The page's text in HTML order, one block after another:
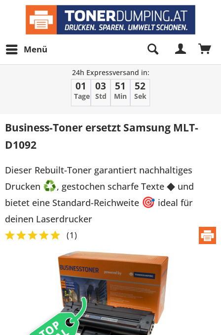
Menü
24h Expressversand in:
01
Tage
03
Std
51
Min
52
Sek
Business-Toner ersetzt Samsung MLT-
D1092
Dieser Rebuilt-Toner garantiert nachhaltiges
Drucken ♻, gestochen scharfe Texte ◆ und
bietet eine Standard-Reichweite 🎯 ideal für
deinen Laserdrucker
(1)
TOP